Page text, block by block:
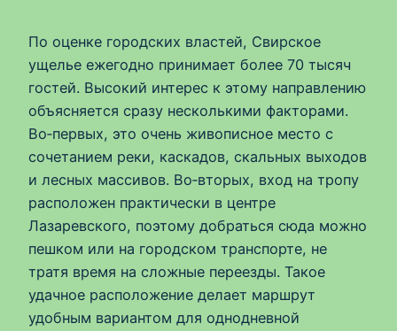
По оценке городских властей, Свирское
ущелье ежегодно принимает более 70 тысяч
гостей. Высокий интерес к этому направлению
объясняется сразу несколькими факторами.
Во‑первых, это очень живописное место с
сочетанием реки, каскадов, скальных выходов
и лесных массивов. Во‑вторых, вход на тропу
расположен практически в центре
Лазаревского, поэтому добраться сюда можно
пешком или на городском транспорте, не
тратя время на сложные переезды. Такое
удачное расположение делает маршрут
удобным вариантом для однодневной